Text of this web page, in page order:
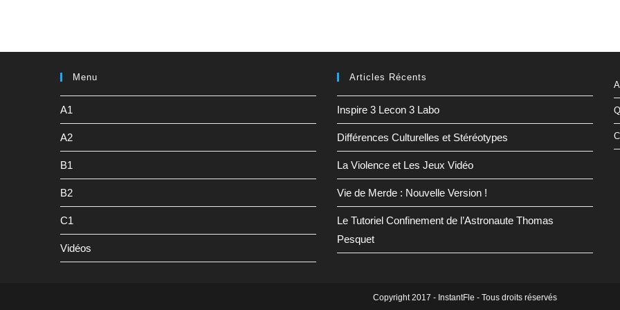
Menu
A1
A2
B1
B2
C1
Vidéos
Articles Récents
Inspire 3 Lecon 3 Labo
Différences Culturelles et Stéréotypes
La Violence et Les Jeux Vidéo
Vie de Merde : Nouvelle Version !
Le Tutoriel Confinement de l’Astronaute Thomas
Pesquet
Copyright 2017 - InstantFle - Tous droits réservés